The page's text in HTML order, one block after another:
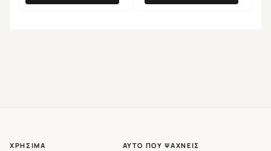
ΧΡΉΣΙΜΑ ΑΥΤΌ ΠΟΥ ΨΆΧΝΕΙΣ